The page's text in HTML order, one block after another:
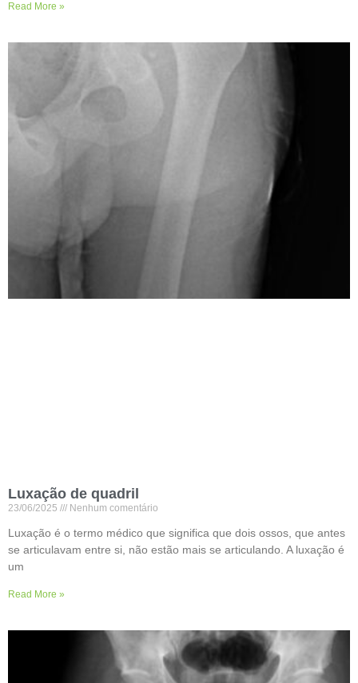
Read More »
Luxação de quadril
23/06/2025 Nenhum comentário
Luxação é o termo médico que significa que dois ossos, que antes
se articulavam entre si, não estão mais se articulando. A luxação é
um
Read More »